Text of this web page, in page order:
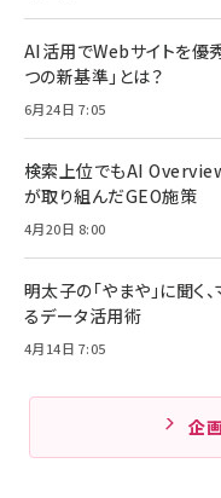
AI活用でWebサイトを優
つの新基準」とは？
6月24日 7:05
検索上位でもAI
が取り組んだGEO施策
4月20日 8:00
明太子の「やまや」に聞く
るデータ活用術
4月14日 7:05
企